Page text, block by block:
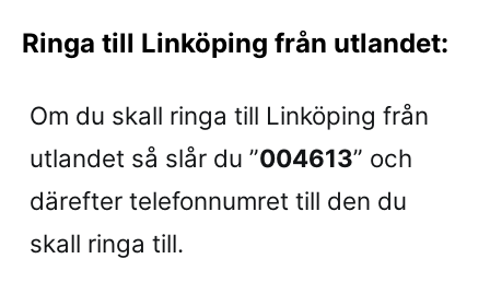
Ringa till Linköping från utlandet:
Om du skall ringa till Linköping från
utlandet så slår du ”004613” och
därefter telefonnumret till den du
skall ringa till.